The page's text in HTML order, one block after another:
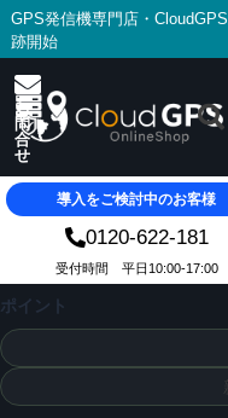
GPS発信機専門店・
跡開始
導入をご検討中のお客様
0120-622-181
受付時間 平日10:00-17:00
ポイント